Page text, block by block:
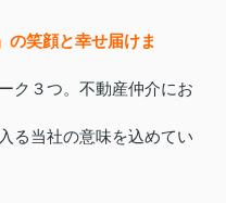
の笑顔と幸せ届けま
３つ。不動産仲介にお
当社の意味を込めてい